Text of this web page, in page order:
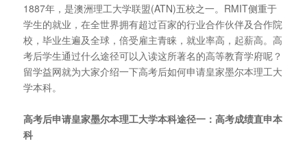
1887年，是澳洲理工大学联盟(ATN)五校之一。RMIT侧重于
学生的就业，在全世界拥有超过百家的行业合作伙伴及合作院
校，毕业生遍及全球，倍受雇主青睐，就业率高，起薪高。高
考后学生通过什么途径可以入读这所著名的高等教育学府呢？
留学益网就为大家介绍一下高考后如何申请皇家墨尔本理工大
学本科。
高考后申请皇家墨尔本理工大学本科途径一：高考成绩直申本
科